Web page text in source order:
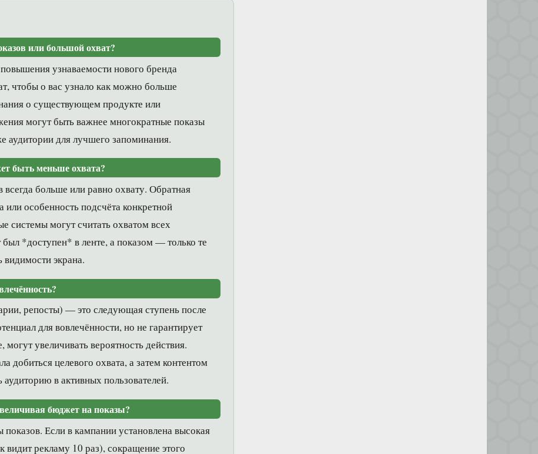
или большой охват?
узнаваемости нового бренда
чтобы о вас узнало как можно больше
о существующем продукте или
могут быть важнее многократные показы
аудитории для лучшего запоминания.
быть меньше охвата?
всегда больше или равно охвату. Обратная
особенность подсчёта конкретной
системы могут считать охватом всех
был *доступен* в ленте, а показом — только те
видимости экрана.
репосты) — это следующая ступень после
для вовлечённости, но не гарантирует
увеличивать вероятность действия.
добиться целевого охвата, а затем контентом
аудиторию в активных пользователей.
бюджет на показы?
показов. Если в кампании установлена высокая
видит рекламу 10 раз), сокращение этого